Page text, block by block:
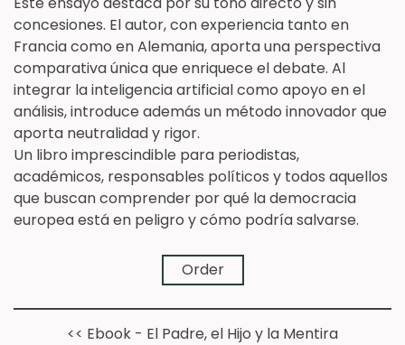
concesiones. El autor, con experiencia tanto en
Francia como en Alemania, aporta una perspectiva
comparativa única que enriquece el debate. Al
integrar la inteligencia artificial como apoyo en el
análisis, introduce además un método innovador que
aporta neutralidad y rigor.
Un libro imprescindible para periodistas,
académicos, responsables políticos y todos aquellos
que buscan comprender por qué la democracia
europea está en peligro y cómo podría salvarse.
Order➔
<< Ebook - El Padre, el Hijo y la Mentira